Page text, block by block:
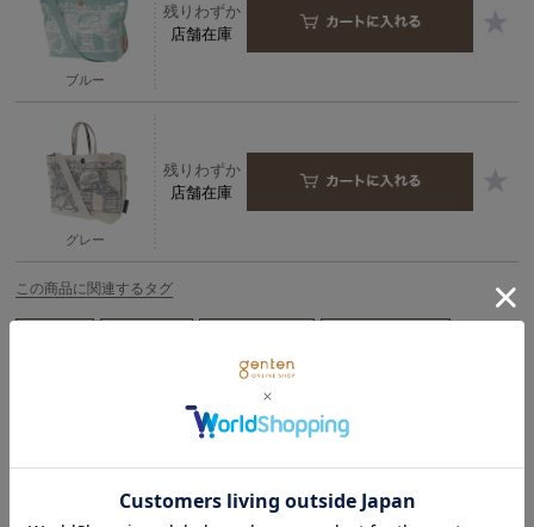
ブルー
残りわずか
店舗在庫
グレー
残りわずか
店舗在庫
この商品に関連するタグ
商品詳細
春夏コレクション「フルーツマーケット」では、旬の果物をモチーフ
に、イチゴ、キウイ、レモンなどを革でフレッシュに表現しました。
青空市場の活気ある風景をプリントしたブロークンツイルの2wayキャン